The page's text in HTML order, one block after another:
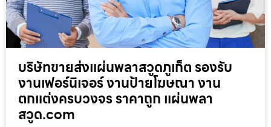
บริษัทขายส่งแผ่นพลาสวูดภูเก็ต รองรับ
งานเฟอร์นิเจอร์ งานป้ายโฆษณา งาน
ตกแต่งครบวงจร ราคาถูก แผ่นพลา
สวูด.com